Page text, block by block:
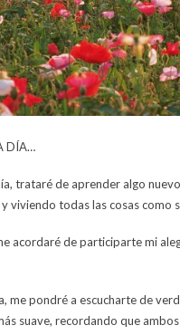
DÍA…
trataré de aprender algo
viviendo todas las cosas como
acordaré de participarte mi
me pondré a escucharte de
suave, recordando que